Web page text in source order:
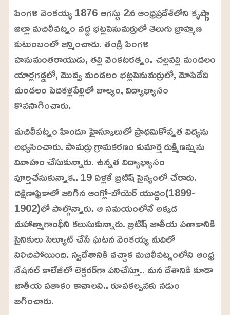
U
n
u
t
e
a
d
d
:
2
4
.
6
3
%
పింగళి వెంకయ్య 1876 ఆగస్టు 2న ఆంధ్రప్రదేశ్‌లోని కృష్ణా
జిల్లా మచిలీపట్నం వద్ద భట్లపెనుమర్రులో తెలుగు బ్రాహ్మణ
కుటుంబంలో జన్మించారు. తండ్రి పింగళి
హనుమంతరాయుడు, తల్లి వెంకటరత్నం. చల్లపల్లి మండలం
యార్లగడ్డలో, మొవ్వ మండలం భట్లపెనుమర్రులో, మోపిదేవి
మండలం పెదకళ్లపేల్లిలో బాల్యం, విద్యాభ్యాసం
కొనసాగించారు.
మచిలీపట్నం హిందూ హైస్కూలులో ప్రాథమికోన్నత విద్యను
అభ్యసించారు. పామర్రు గ్రామకరణం కుమార్తె రుక్మిణమ్మను
వివాహం చేసుకున్నారు. ఉన్నత విద్యాభ్యాసం
పూర్తిచేసుకున్నాక.. 19 ఏళ్లకే బ్రిటిష్‌ సైన్యంలో చేరారు.
దక్షిణాఫ్రికాలో జరిగిన ఆంగ్లో-బోయెర్‌ యుద్ధం(1899-
1902)లో పాల్గొన్నారు. ఆ సమయంలోనే అక్కడ
మహాత్మాగాంధీని కలుసుకున్నారు. బ్రిటిష్‌ జాతీయ పతాకానికి
సైనికులు సెల్యూట్‌ చేసే ఘటన వెంకయ్య మదిలో
నిలిచిపోయింది. స్వదేశానికి వచ్చాక మచిలీపట్నంలోని ఆంధ్ర
నేషనల్‌ కాలేజీలో లెక్చరర్‌గా పనిచేస్తూ.. మన దేశానికి కూడా
జాతీయ పతాకం కావాలని.. రూపకల్పనకు నడుం
బిగించారు.